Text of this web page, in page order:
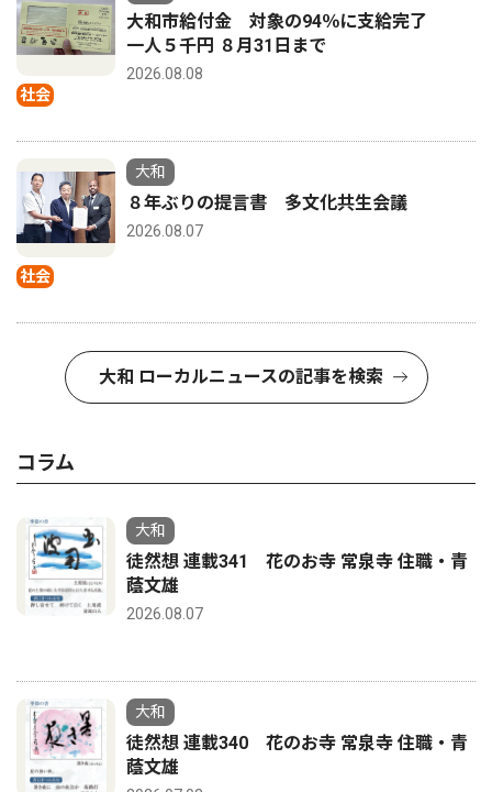
社会
大和市給付金 対象の94％に支給完了
一人５千円 ８月31日まで
2026.08.08
社会
大和
８年ぶりの提言書 多文化共生会議
2026.08.07
大和 ローカルニュースの記事を検索
コラム
大和
徒然想 連載341 花のお寺 常泉寺 住職・青
蔭文雄
2026.08.07
大和
徒然想 連載340 花のお寺 常泉寺 住職・青
蔭文雄